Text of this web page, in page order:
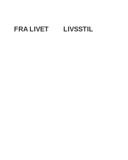
FRA LIVET LIVSSTIL